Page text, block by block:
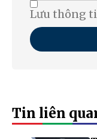
Lưu thông
Tin liên